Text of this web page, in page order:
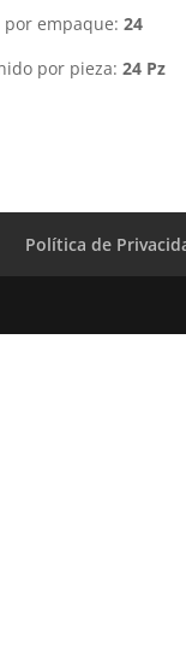
por empaque:24
por pieza:24 Pz
Política de